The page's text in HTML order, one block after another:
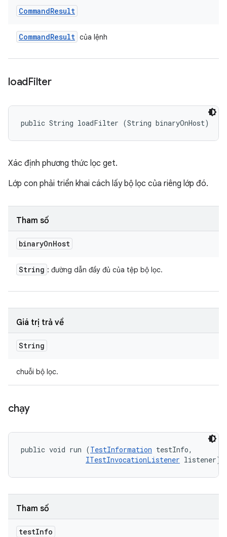
CommandResult
CommandResult của lệnh
loadFilter
public String loadFilter (String binaryOnHost)
Xác định phương thức lọc get.
Lớp con phải triển khai cách lấy bộ lọc của riêng lớp đó.
Tham số
binaryOnHost
String : đường dẫn đầy đủ của tệp bộ lọc.
Giá trị trả về
String
chuỗi bộ lọc.
chạy
public void run (TestInformation testInfo,
ITestInvocationListener listener)
Tham số
testInfo